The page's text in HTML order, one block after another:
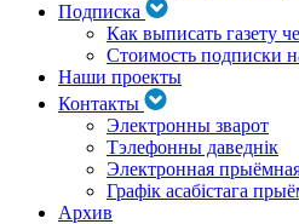
Подписка
Как выписать газету
Стоимость подписки
Наши проекты
Контакты
Электронны зварот
Тэлефонны даведнік
Электронная
Графік асабістага
Архив